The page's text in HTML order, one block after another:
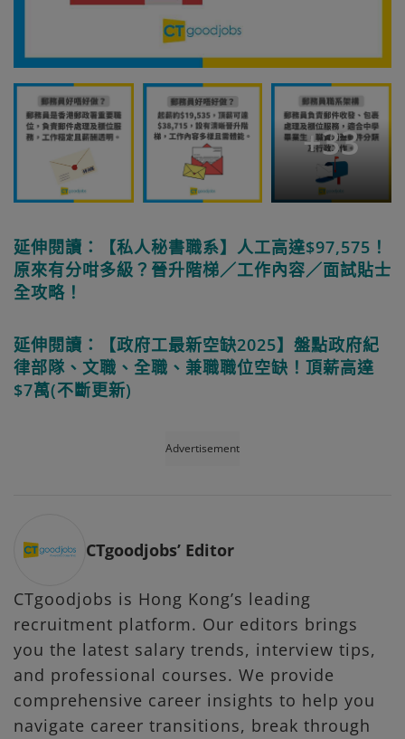
+33
延伸閱讀：【私人秘書職系】人工高達$97,575！
原來有分咁多級？晉升階梯／工作內容／面試貼士
全攻略！
延伸閱讀：【政府工最新空缺2025】盤點政府紀
律部隊、文職、全職、兼職職位空缺！頂薪高達
$7萬(不斷更新)
Advertisement
CTgoodjobs’ Editor
CTgoodjobs is Hong Kong’s leading
recruitment platform. Our editors brings
you the latest salary trends, interview tips,
and professional courses. We provide
comprehensive career insights to help you
navigate career transitions, break through